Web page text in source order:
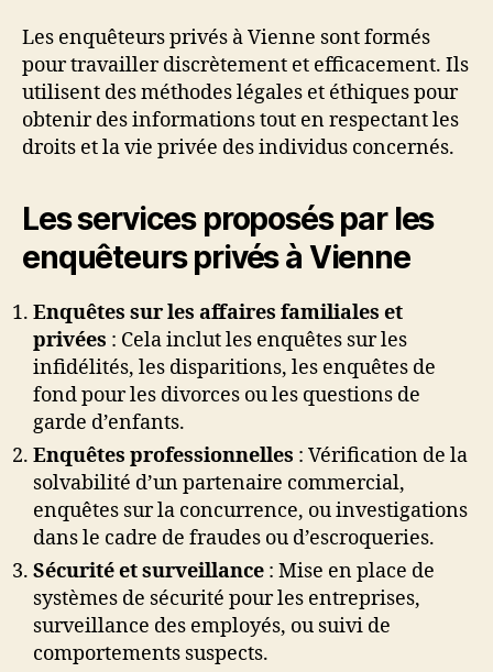
Les enquêteurs privés à Vienne sont formés
pour travailler discrètement et efficacement. Ils
utilisent des méthodes légales et éthiques pour
obtenir des informations tout en respectant les
droits et la vie privée des individus concernés.
Les services proposés par les
enquêteurs privés à Vienne
Enquêtes sur les affaires familiales et
privées : Cela inclut les enquêtes sur les
infidélités, les disparitions, les enquêtes de
fond pour les divorces ou les questions de
garde d’enfants.
Enquêtes professionnelles : Vérification de la
solvabilité d’un partenaire commercial,
enquêtes sur la concurrence, ou investigations
dans le cadre de fraudes ou d’escroqueries.
Sécurité et surveillance : Mise en place de
systèmes de sécurité pour les entreprises,
surveillance des employés, ou suivi de
comportements suspects.